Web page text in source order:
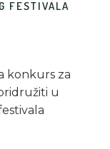
FESTIVALA
konkurs za
u